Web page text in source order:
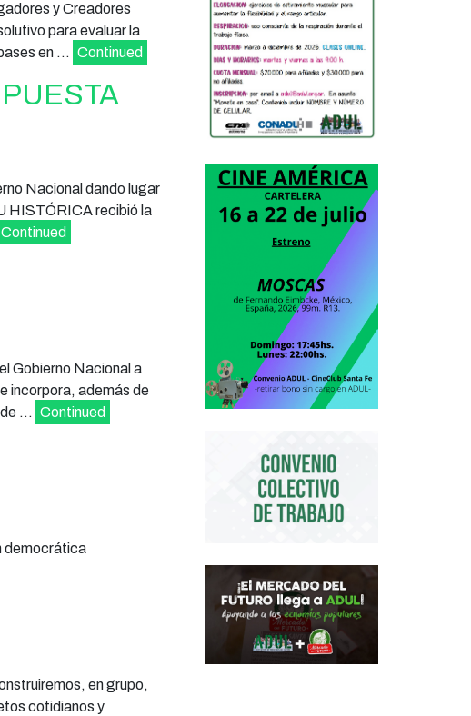
y Creadores
para evaluar la
en … Continued
Nacional dando lugar
HISTÓRICA recibió la
Continued
Gobierno Nacional a
incorpora, además de
de … Continued
democrática
en grupo,
cotidianos y